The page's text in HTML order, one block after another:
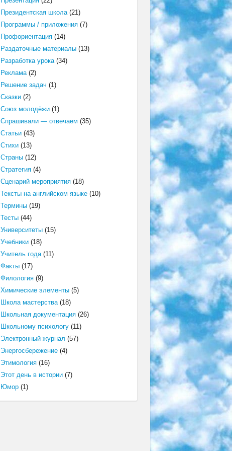
Президентская школа(21)
Программы / приложения(7)
Профориентация(14)
Раздаточные материалы(13)
Разработка урока(34)
Реклама(2)
Решение задач (1)
Сказки(2)
Союз молодёжи(1)
Спрашивали — отвечаем (35)
Статьи(43)
Стихи(13)
Страны(12)
Стратегия(4)
Сценарий мероприятия(18)
Тексты на английском языке(10)
Термины(19)
Тесты(44)
Университеты(15)
Учебники(18)
Учитель года(11)
Факты(17)
Филология(9)
Химические элементы(5)
Школа мастерства(18)
Школьная документация(26)
Школьному психологу(11)
Электронный журнал (57)
Энергосбережение(4)
Этимология(16)
Этот день в истории(7)
Юмор(1)